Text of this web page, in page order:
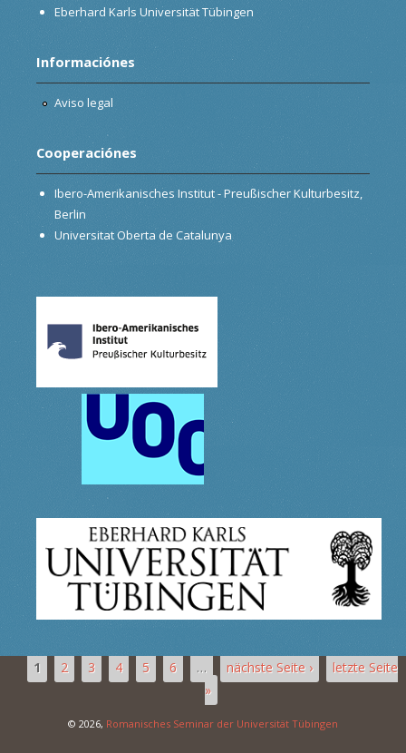
Eberhard Karls Universität Tübingen
Informaciónes
Aviso legal
Cooperaciónes
Ibero-Amerikanisches Institut - Preußischer Kulturbesitz,
Berlin
Universitat Oberta de Catalunya
1 2 3 4 5 6 … nächste Seite ›
letzte Seite
»
© 2026, Romanisches Seminar der Universität Tübingen